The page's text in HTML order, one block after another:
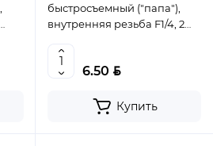
быстросъемный ("папа"),
внутренняя резьба F1/4, 2
5902801205422 (CN)
6.50 BYN
Купить